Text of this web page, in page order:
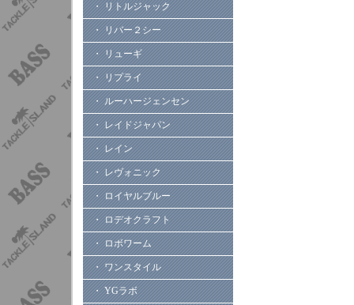
・ リトルジャック
・ リバー２シー
・ リューギ
・ リプライ
・ ルーハージェンセン
・ レイドジャパン
・ レイン
・ レヴォニック
・ ロイヤルブルー
・ ロデオクラフト
・ ロボワーム
・ ワンスタイル
・ YGラボ